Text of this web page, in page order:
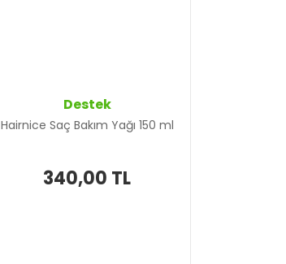
Destek
Hairnice Saç Bakım Yağı 150 ml
340,00 TL